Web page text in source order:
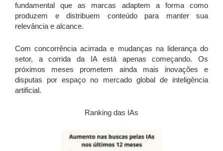
fundamental que as marcas adaptem a forma como
produzem e distribuem conteúdo para manter sua
relevância e alcance.
Com concorrência acirrada e mudanças na liderança do
setor, a corrida da IA está apenas começando. Os
próximos meses prometem ainda mais inovações e
disputas por espaço no mercado global de inteligência
artificial.
Ranking das IAs